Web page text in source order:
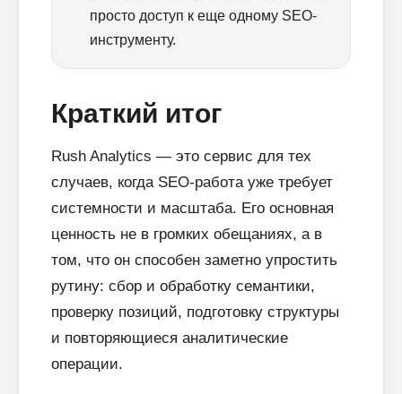
просто доступ к еще одному SEO-
инструменту.
Краткий итог
Rush Analytics — это сервис для тех
случаев, когда SEO-работа уже требует
системности и масштаба. Его основная
ценность не в громких обещаниях, а в
том, что он способен заметно упростить
рутину: сбор и обработку семантики,
проверку позиций, подготовку структуры
и повторяющиеся аналитические
операции.